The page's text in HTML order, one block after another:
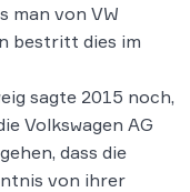
man von VW
bestritt dies im
sagte 2015 noch,
Volkswagen AG
dass die
von ihrer